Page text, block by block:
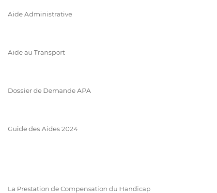
Aide Administrative
Aide au Transport
Dossier de Demande APA
Guide des Aides 2024
La Prestation de Compensation du Handicap